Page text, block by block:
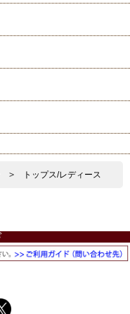
> トップス/レディース